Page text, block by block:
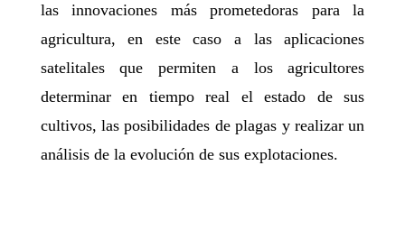
lasinnovaciones más prometedoras para la
agricultura, en este caso a las aplicaciones
satelitales que permiten a los agricultores
determinar en tiempo real el estado de sus
cultivos, las posibilidades de plagas y realizar un
análisis de la evolución de sus explotaciones.